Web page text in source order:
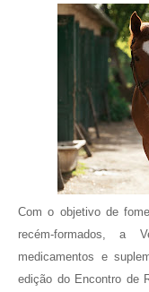
Com o objetivo de
recém-formados, a
medicamentos e
edição do Encontro de